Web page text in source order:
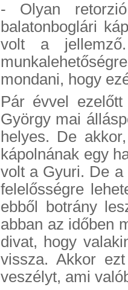
- Olyan
balatonboglári
volt a
mondani, hogy
Pár évvel ezelőtt
György mai
helyes. De
kápolnának egy
volt a Gyuri. De
felelősségre
ebből botrány
abban az időben
divat, hogy
vissza. Akkor
veszélyt, ami